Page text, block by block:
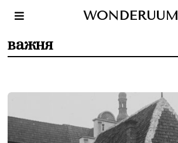
WONDERUUM
важня